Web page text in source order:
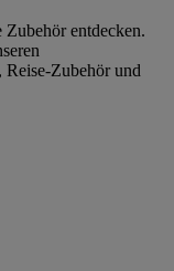
entdecken.
Reise-Zubehör und